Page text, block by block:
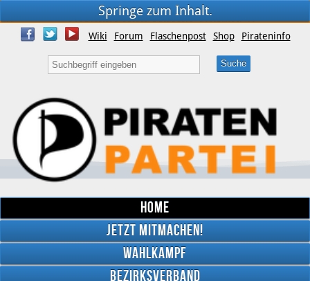
Springe zum Inhalt.
Wiki Forum Flaschenpost Shop Pirateninfo
Home
Jetzt mitmachen!
Wahlkampf
Bezirksverband